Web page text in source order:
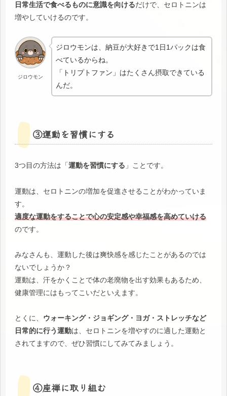
日常生活で食べるものに意識を向けるだけで、セロトニンは
増やしていけるのです。
ジロウモン
ジロウモンは、納豆が大好きで1日1パックは食
べているからね。
「トリプトファン」はたくさん摂取できている
んだ。
③運動を習慣にする
3つ目の方法は「運動を習慣にする 」ことです。
運動は、セロトニンの増加を促進させることがわかっていま
す。
適度な運動をすることで心の安定感や幸福感を高めていける
のです。
みなさんも、運動した後は爽快感を感じたことがあるのでは
ないでしょうか？
運動は、汗をかくことで体の老廃物を出す効果もあるため、
健康管理にはもってこいだといえます。
とくに、 ウォーキング・ジョギング・ヨガ・ストレッチなど
日常的に行う運動は、セロトニンを増やすのに適した運動と
されてますので、ぜひ習慣にしてみてみましょう。
④座禅に取り組む